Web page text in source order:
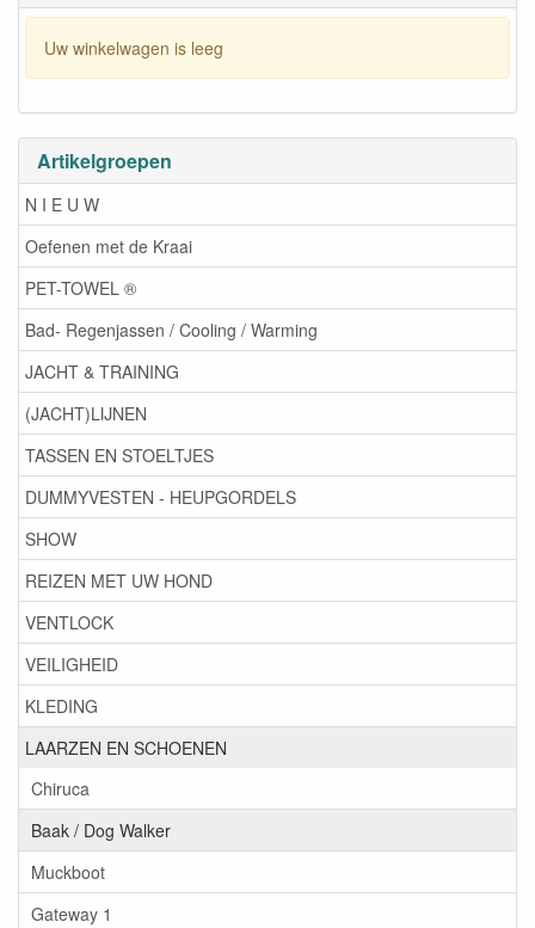
Uw winkelwagen is leeg
Artikelgroepen
N I E U W
Oefenen met de Kraai
PET-TOWEL ®
Bad- Regenjassen / Cooling / Warming
JACHT & TRAINING
(JACHT)LIJNEN
TASSEN EN STOELTJES
DUMMYVESTEN - HEUPGORDELS
SHOW
REIZEN MET UW HOND
VENTLOCK
VEILIGHEID
KLEDING
LAARZEN EN SCHOENEN
Chiruca
Baak / Dog Walker
Muckboot
Gateway 1